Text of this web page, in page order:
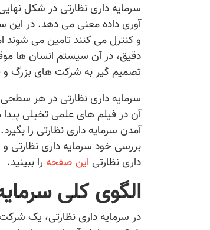
سرمایه داری نظارتی در شکل
آوری داده معنی می دهد. در
و کنترل می کنند تامین می شوند
دقیق، در آن سیستم انسان ها
تصمیم گیر به شرکت های بزرگ و
سرمایه داری نظارتی در هر
آن در فیلم های علمی تخیلی
آمدن سرمایه داری نظارتی را
بررسی خود سرمایه داری نظارتی
داری نظارتی این صفحه را ببینید.
الگوی کلی
در سرمایه داری نظارتی، یک